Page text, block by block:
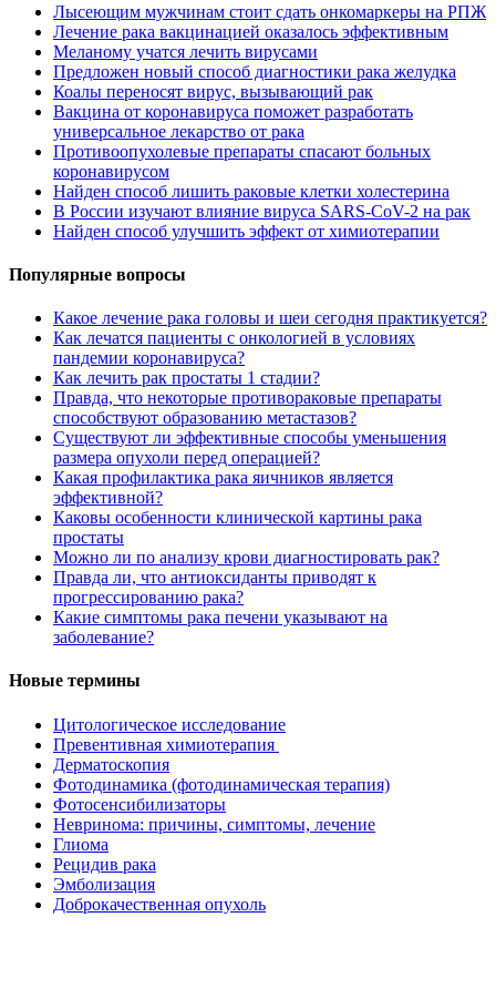
Лысеющим мужчинам стоит сдать онкомаркеры на РПЖ
Лечение рака вакцинацией оказалось эффективным
Меланому учатся лечить вирусами
Предложен новый способ диагностики рака желудка
Коалы переносят вирус, вызывающий рак
Вакцина от коронавируса поможет разработать
универсальное лекарство от рака
Противоопухолевые препараты спасают больных
коронавирусом
Найден способ лишить раковые клетки холестерина
В России изучают влияние вируса SARS-CoV-2 на рак
Найден способ улучшить эффект от химиотерапии
Популярные вопросы
Какое лечение рака головы и шеи сегодня практикуется?
Как лечатся пациенты с онкологией в условиях
пандемии коронавируса?
Как лечить рак простаты 1 стадии?
Правда, что некоторые противораковые препараты
способствуют образованию метастазов?
Существуют ли эффективные способы уменьшения
размера опухоли перед операцией?
Какая профилактика рака яичников является
эффективной?
Каковы особенности клинической картины рака
простаты
Можно ли по анализу крови диагностировать рак?
Правда ли, что антиоксиданты приводят к
прогрессированию рака?
Какие симптомы рака печени указывают на
заболевание?
Новые термины
Цитологическое исследование
Превентивная химиотерапия
Дерматоскопия
Фотодинамика (фотодинамическая терапия)
Фотосенсибилизаторы
Невринома: причины, симптомы, лечение
Глиома
Рецидив рака
Эмболизация
Доброкачественная опухоль